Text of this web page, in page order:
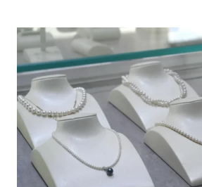
EINE
AUSTER
DIE
WAHRHEIT
HINTER
DER
PERLENERNTE